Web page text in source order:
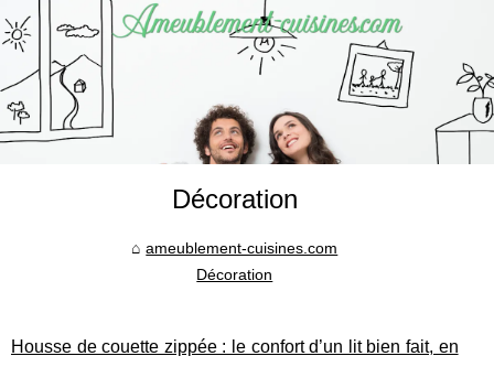
Décoration
ameublement-cuisines.com
Décoration
Housse de couette zippée : le confort d’un lit bien fait, en